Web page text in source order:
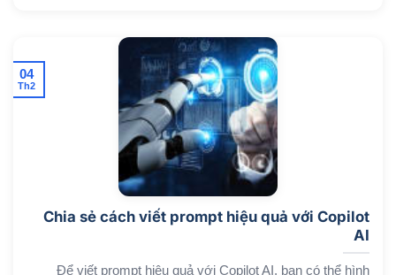
Chia sẻ cách viết prompt hiệu quả với Copilot
AI
Để viết prompt hiệu quả với Copilot AI, bạn có thể hình
04
Th2